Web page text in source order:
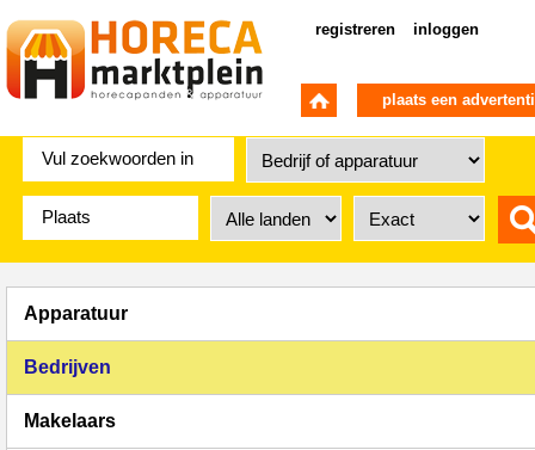
registreren inloggen
plaats een
Apparatuur
Bedrijven
Makelaars